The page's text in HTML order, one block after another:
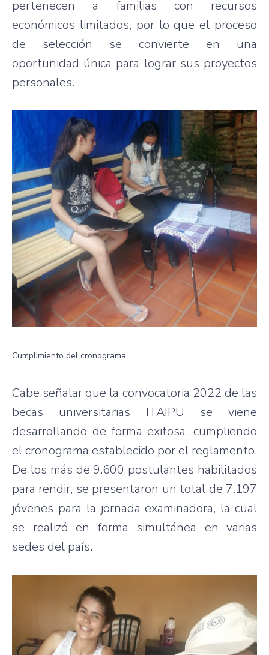
pertenecen a familias con recursos
económicos limitados, por lo que el proceso
de selección se convierte en una
oportunidad única para lograr sus proyectos
personales.
Cumplimiento del cronograma
Cabe señalar que la convocatoria 2022 de las
becas universitarias ITAIPU se viene
desarrollando de forma exitosa, cumpliendo
el cronograma establecido por el reglamento.
De los más de 9.600 postulantes habilitados
para rendir, se presentaron un total de 7.197
jóvenes para la jornada examinadora, la cual
se realizó en forma simultánea en varias
sedes del país.